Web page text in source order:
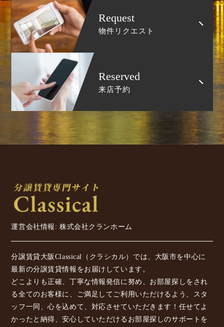
Request
物件リクエスト
Reserved
来店予約
運営会社情報: 株式会社クランホーム
分譲賃貸大阪Classical（クラシカル）では、大阪市を中心に
最新の分譲賃貸情報をお届けしています。
どこよりも正確、丁寧な情報発信に努め、お部屋探しをされ
る全てのお客様に、ご満足してご利用いただけるよう、スタ
ッフ一同、心を込めて、対応させていただきます！任せてよ
かったと納得、安心していただけるお部屋探しのサポートを